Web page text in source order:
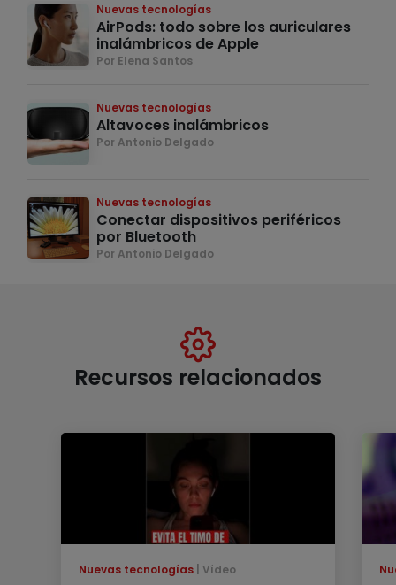
Nuevas tecnologías
AirPods: todo sobre los auriculares
inalámbricos de Apple
Por Elena Santos
Nuevas tecnologías
Altavoces inalámbricos
Por Antonio Delgado
Nuevas tecnologías
Conectar dispositivos periféricos
por Bluetooth
Por Antonio Delgado
Recursos relacionados
Nuevas tecnologías Vídeo